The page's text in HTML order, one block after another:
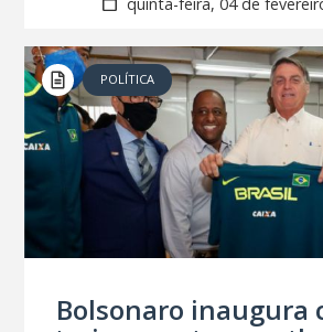
POLÍTICA
Bolsonaro inaugura